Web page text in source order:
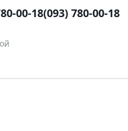
00-18(093) 780-00-18